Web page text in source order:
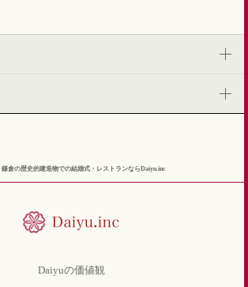
鎌倉の歴史的建造物での結婚式・レストランならDaiyu.inc
Daiyuの価値観